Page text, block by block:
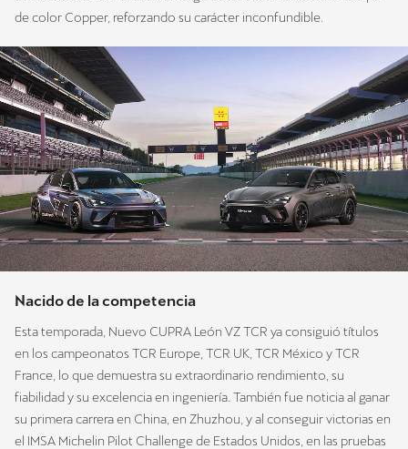
de color Copper, reforzando su carácter inconfundible.
Nacido de la competencia
Esta temporada, Nuevo CUPRA León VZ TCR ya consiguió títulos
en los campeonatos TCR Europe, TCR UK, TCR México y TCR
France, lo que demuestra su extraordinario rendimiento, su
fiabilidad y su excelencia en ingeniería. También fue noticia al ganar
su primera carrera en China, en Zhuzhou, y al conseguir victorias en
el IMSA Michelin Pilot Challenge de Estados Unidos, en las pruebas